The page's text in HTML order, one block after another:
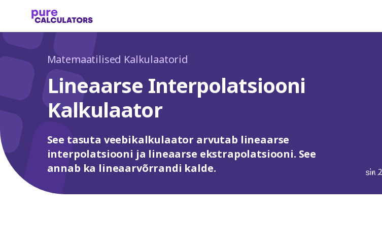
Matemaatilised Kalkulaatorid
Lineaarse Interpolatsiooni
Kalkulaator
See tasuta veebikalkulaator arvutab lineaarse
interpolatsiooni ja lineaarse ekstrapolatsiooni. See
annab ka lineaarvõrrandi kalde.